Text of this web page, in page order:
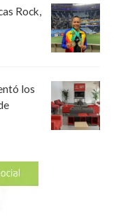
Rock,
los